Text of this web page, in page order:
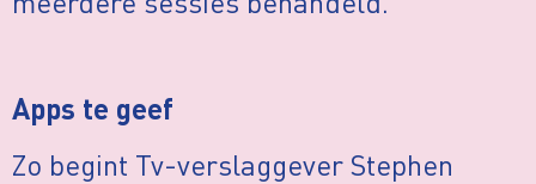
Apps te geef
Zo begint Tv-verslaggever Stephen